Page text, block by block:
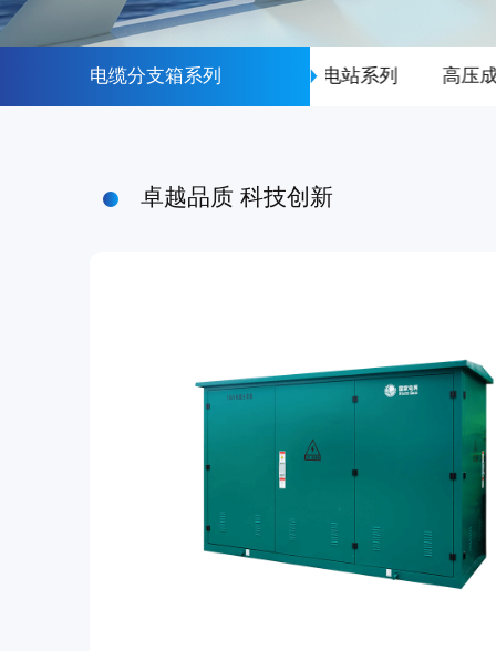
电缆分支箱系列 箱式变电站系列 高压
卓越品质 科技创新